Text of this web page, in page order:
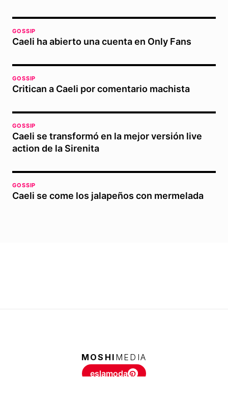
GOSSIP
Caeli ha abierto una cuenta en Only Fans
GOSSIP
Critican a Caeli por comentario machista
GOSSIP
Caeli se transformó en la mejor versión live
action de la Sirenita
GOSSIP
Caeli se come los jalapeños con mermelada
MOSHI MEDIA
eslamoda